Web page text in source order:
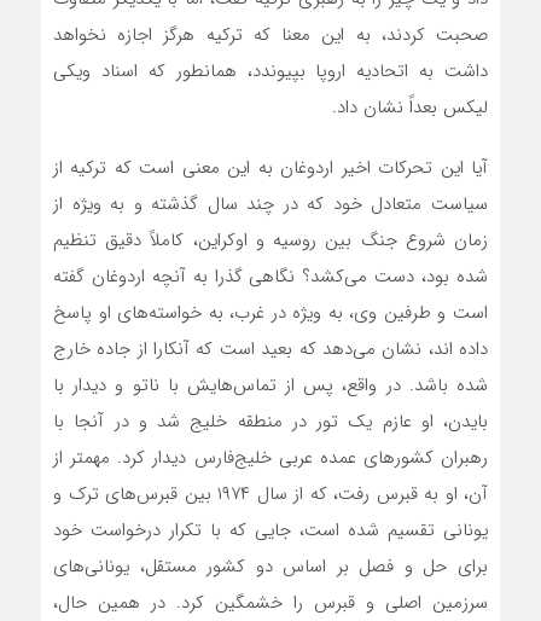
صحبت کردند، به این معنا که ترکیه هرگز اجازه نخواهد
داشت به اتحادیه اروپا بپیوندد، همانطور که اسناد ویکی
لیکس بعداً نشان داد.
آیا این تحرکات اخیر اردوغان به این معنی است که ترکیه از
سیاست متعادل خود که در چند سال گذشته و به ویژه از
زمان شروع جنگ بین روسیه و اوکراین، کاملاً دقیق تنظیم
شده بود، دست‌‌‌ می‌کشد؟ نگاهی گذرا به آنچه اردوغان گفته
است و طرفین وی، به ویژه در غرب، به خواسته‌‌‌‌های او پاسخ
داده اند، نشان‌‌‌ می‌دهد که بعید است که آنکارا از جاده خارج
شده باشد. در واقع، پس از تماس‌هایش با ناتو و دیدار با
بایدن، او عازم یک تور در منطقه خلیج شد و در آنجا با
رهبران کشورهای عمده عربی خلیج‌فارس دیدار کرد. مهمتر از
آن، او به قبرس رفت، که از سال ۱۹۷۴ بین قبرس‌‌‌‌های ترک و
یونانی تقسیم شده است، جایی که با تکرار درخواست خود
برای حل و فصل بر اساس دو کشور مستقل، یونانی‌‌‌‌های
سرزمین اصلی و قبرس را خشمگین کرد. در همین حال،